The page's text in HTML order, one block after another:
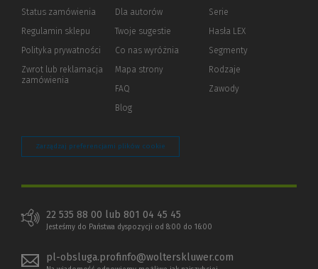
Status zamówienia
Regulamin sklepu
Polityka prywatności (Nowe
(Link
innej
Zwrot lub reklamacja
zamówienia
Dla autorów(Nowe
(Link
innej
strony)
Twoje sugestie
Co nas wyróżnia
Mapa strony
FAQ
Blog
Serie
Hasła LEX
Segmenty
Rodzaje
Zawody
Zarządzaj preferencjami plików cookie
22 535 88 00 lub 801 04 45 45
Jesteśmy do Państwa dyspozycji od 8:00 do 16:00
pl-obsluga.profinfo@wolterskluwer.com